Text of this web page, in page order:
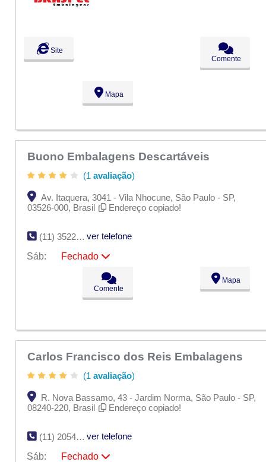
09:00 - 18:00
Dom:
Site
Comente
Mapa
Buono Embalagens Descartáveis
(1 avaliação)
Av. Itaquera, 3041 - Vila Nhocune, São Paulo - SP,
03526-000, Brasil
Endereço copiado!
(11) 3522-9197
ver telefone
Sáb:
Fechado
09:00 - 18:00
09:00 - 18:00
09:00 - 18:00
Comente
Mapa
Carlos Francisco dos Reis Embalagens
(1 avaliação)
R. Nova Bassamo, 43 - Jardim Norma, São Paulo - SP,
08240-220, Brasil
Endereço copiado!
(11) 2054-2091
ver telefone
Sáb:
Fechado